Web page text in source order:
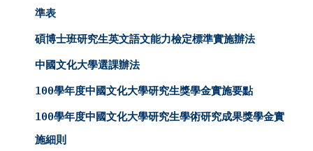
準表
碩博士班研究生英文語文能力檢定標準實施辦法
中國文化大學選課辦法
100學年度中國文化大學研究生獎學金實施要點
100學年度中國文化大學研究生學術研究成果獎學金實
施細則